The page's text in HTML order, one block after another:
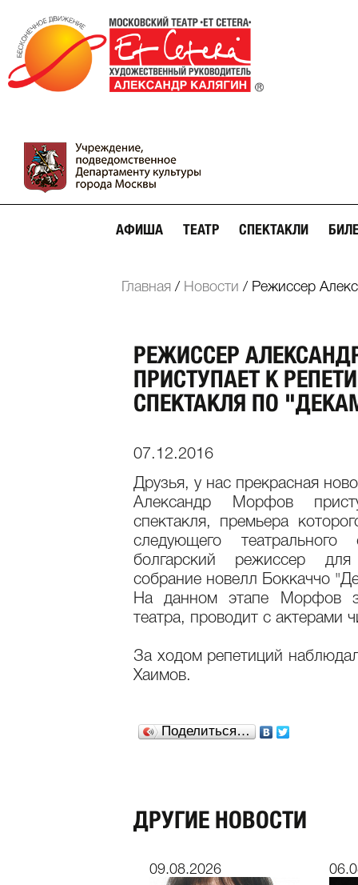
АФИША ТЕАТР СПЕКТАКЛИ
Главная / Новости / Режиссер
РЕЖИССЕР
ПРИСТУПАЕТ К
СПЕКТАКЛЯ ПО
07.12.2016
Друзья, у нас прекрасная
Александр Морфов
спектакля, премьера
следующего театрального
болгарский режиссер
собрание новелл Боккаччо
На данном этапе Морфов
театра, проводит с актерами
За ходом репетиций
Хаимов.
Поделиться…
ДРУГИЕ НОВОСТИ
09.08.2026